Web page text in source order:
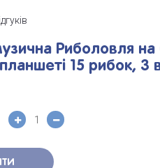
Риболовля
15 рибок, 3